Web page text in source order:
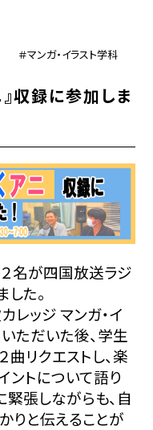
＃マンガ・イラスト学科
収録に参加しま
名が四国放送ラジ
した。
レッジ マンガ・イ
ただいた後、学生
リクエストし、楽
ントについて語り
張しながらも、自
りと伝えることが